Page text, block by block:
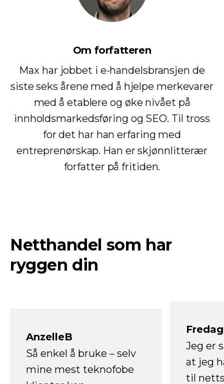
Om forfatteren
Max har jobbet i e-handelsbransjen de
siste seks årene med å hjelpe merkevarer
med å etablere og øke nivået på
innholdsmarkedsføring og SEO. Til tross
for det har han erfaring med
entreprenørskap. Han er skjønnlitterær
forfatter på fritiden.
Netthandel som har
ryggen din
AnzelleB
Så enkel å bruke – selv
mine mest teknofobe
Jeg er
at jeg
til